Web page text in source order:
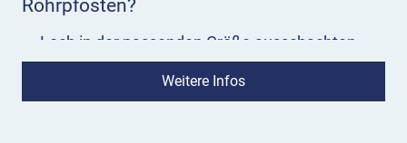
Rohrpfosten?
Loch in der passenden Größe ausschachten
Betonklotz einsetzen und ausrichten
Rohrpfosten in die Bodenhülse einsetzen
Weitere Infos